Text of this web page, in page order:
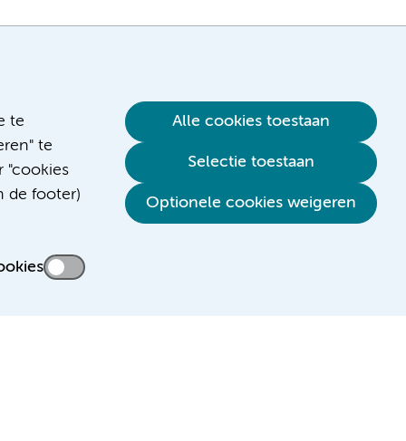
te
te
"cookies
de footer)
Alle cookies toestaan
Selectie toestaan
Optionele cookies weigeren
Verwijzen & diagnostiek